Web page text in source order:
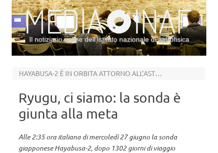
Il notiziario online dell’Istituto nazionale di astrofisica
HAYABUSA-2 È IN ORBITA ATTORNO ALL’ASTEROIDE
Ryugu, ci siamo: la sonda è
giunta alla meta
Alle 2:35 ora italiana di mercoledì 27 giugno la sonda
giapponese Hayabusa-2, dopo 1302 giorni di viaggio